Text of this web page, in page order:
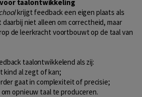
voor taalontwikkeling
krijgt feedback een eigen plaats als
niet alleen om correctheid, maar
de leerkracht voortbouwt op de taal van
taalontwikkelend als zij:
kind al zegt of kan;
gaat in complexiteit of precisie;
opnieuw taal te produceren.